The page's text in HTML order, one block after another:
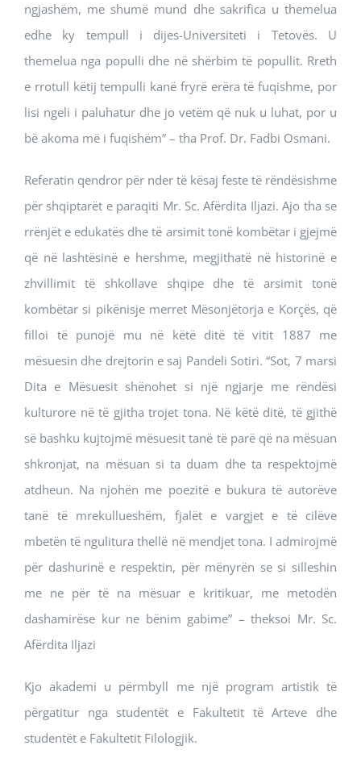
ngjashëm, me shumë mund dhe sakrifica u themelua
edhe ky tempull i dijes-Universiteti i Tetovës. U
themelua nga populli dhe në shërbim të popullit. Rreth
e rrotull këtij tempulli kanë fryrë erëra të fuqishme, por
lisi ngeli i paluhatur dhe jo vetëm që nuk u luhat, por u
bë akoma më i fuqishëm” – tha Prof. Dr. Fadbi Osmani.
Referatin qendror për nder të kësaj feste të rëndësishme
për shqiptarët e paraqiti Mr. Sc. Afërdita Iljazi. Ajo tha se
rrënjët e edukatës dhe të arsimit tonë kombëtar i gjejmë
që në lashtësinë e hershme, megjithatë në historinë e
zhvillimit të shkollave shqipe dhe të arsimit tonë
kombëtar si pikënisje merret Mësonjëtorja e Korçës, që
filloi të punojë mu në këtë ditë të vitit 1887 me
mësuesin dhe drejtorin e saj Pandeli Sotiri. “Sot, 7 marsi
Dita e Mësuesit shënohet si një ngjarje me rëndësi
kulturore në të gjitha trojet tona. Në këtë ditë, të gjithë
së bashku kujtojmë mësuesit tanë të parë që na mësuan
shkronjat, na mësuan si ta duam dhe ta respektojmë
atdheun. Na njohën me poezitë e bukura të autorëve
tanë të mrekullueshëm, fjalët e vargjet e të cilëve
mbetën të ngulitura thellë në mendjet tona. I admirojmë
për dashurinë e respektin, për mënyrën se si silleshin
me ne për të na mësuar e kritikuar, me metodën
dashamirëse kur ne bënim gabime” – theksoi Mr. Sc.
Afërdita Iljazi
Kjo akademi u përmbyll me një program artistik të
përgatitur nga studentët e Fakultetit të Arteve dhe
studentët e Fakultetit Filologjik.